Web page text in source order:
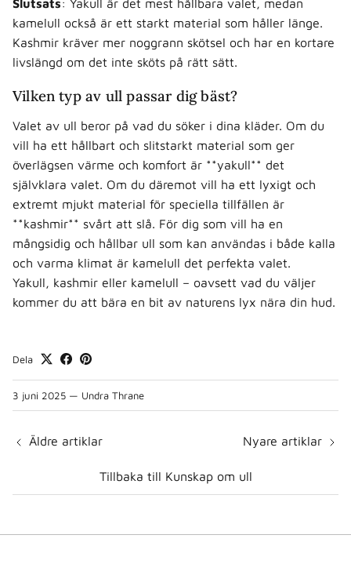
Slutsats: Yakull är det mest hållbara valet, medan
kamelull också är ett starkt material som håller länge.
Kashmir kräver mer noggrann skötsel och har en kortare
livslängd om det inte sköts på rätt sätt.
Vilken typ av ull passar dig bäst?
Valet av ull beror på vad du söker i dina kläder. Om du
vill ha ett hållbart och slitstarkt material som ger
överlägsen värme och komfort är **yakull** det
självklara valet. Om du däremot vill ha ett lyxigt och
extremt mjukt material för speciella tillfällen är
**kashmir** svårt att slå. För dig som vill ha en
mångsidig och hållbar ull som kan användas i både kalla
och varma klimat är kamelull det perfekta valet.
Yakull, kashmir eller kamelull – oavsett vad du väljer
kommer du att bära en bit av naturens lyx nära din hud.
Dela
3 juni 2025 — Undra Thrane
Äldre artiklar
Tillbaka till Kunskap om ull
Nyare artiklar